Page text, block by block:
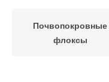
Почвопокровные
флоксы